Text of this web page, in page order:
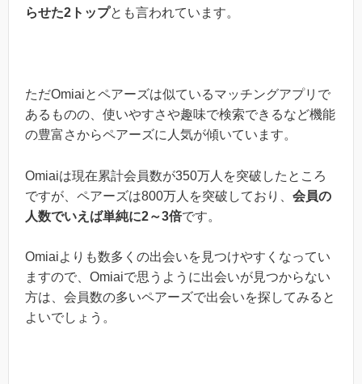
らせた2トップとも言われています。
ただOmiaiとペアーズは似ているマッチングアプリで
あるものの、使いやすさや趣味で検索できるなど機能
の豊富さからペアーズに人気が傾いています。
Omiaiは現在累計会員数が350万人を突破したところ
ですが、ペアーズは800万人を突破しており、 会員の
人数でいえば単純に2～3倍です。
Omiaiよりも数多くの出会いを見つけやすくなってい
ますので、Omiaiで思うように出会いが見つからない
方は、会員数の多いペアーズで出会いを探してみると
よいでしょう。